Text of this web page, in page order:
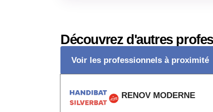
Découvrez d'autres
Voir les professionnels à proximité
RENOV MODERNE